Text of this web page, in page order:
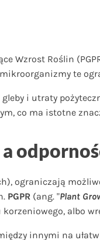
Wzrost Roślin
te
i utraty
co ma istotne
ograniczają
PGPR (ang. "Plant
albo
innymi na